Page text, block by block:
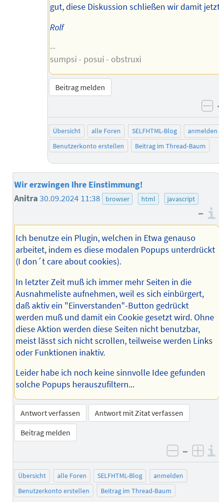
gut, diese Diskussion schließen wir damit
Rolf
--
sumpsi - posui - obstruxi
Beitrag melden
Übersicht alle Foren SELFHTML-Blog
anmelden
Benutzerkonto erstellen
Beitrag im Thread-Baum
Wir erzwingen Ihre Einstimmung!
Anitra30.09.2024 11:38 browser html javascript
–
Ich benutze ein Plugin, welchen in Etwa genauso
arbeitet, indem es diese modalen Popups unterdrückt
(I don´t care about cookies).
In letzter Zeit muß ich immer mehr Seiten in die
Ausnahmeliste aufnehmen, weil es sich einbürgert,
daß aktiv ein "Einverstanden"-Button gedrückt
werden muß und damit ein Cookie gesetzt wird. Ohne
diese Aktion werden diese Seiten nicht benutzbar,
meist lässt sich nicht scrollen, teilweise werden Links
oder Funktionen inaktiv.
Leider habe ich noch keine sinnvolle Idee gefunden
solche Popups herauszufiltern...
Antwort verfassen
Antwort mit Zitat verfassen
Beitrag melden
negativ
–
Übersicht alle Foren SELFHTML-Blog
anmelden
Benutzerkonto erstellen
Beitrag im Thread-Baum